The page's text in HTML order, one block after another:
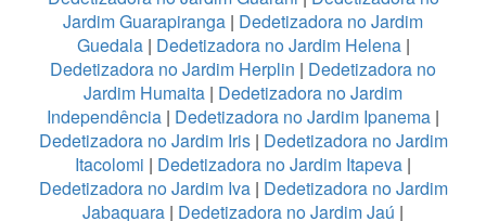
Jardim Guarapiranga | Dedetizadora no Jardim
Guedala| Dedetizadora no Jardim Helena|
Dedetizadora no Jardim Herplin | Dedetizadora no
Jardim Humaita | Dedetizadora no Jardim
Independência | Dedetizadora no Jardim Ipanema |
Dedetizadora no Jardim Iris| Dedetizadora no Jardim
Itacolomi | Dedetizadora no Jardim Itapeva |
Dedetizadora no Jardim Iva| Dedetizadora no Jardim
Jabaquara | Dedetizadora no Jardim Jaú |